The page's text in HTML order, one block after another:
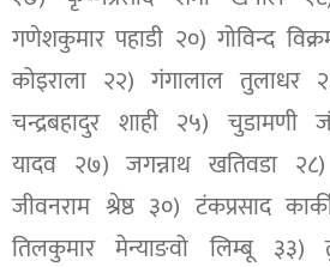
गणेशकुमार पहाडी २०) गोविन्द
कोइराला २२) गंगालाल तुलाधर
चन्द्रबहादुर शाही २५) चुडामणी
यादव २७) जगन्नाथ खतिवडा
जीवनराम श्रेष्ठ ३०) टंकप्रसाद
तिलकुमार मेन्याङवो लिम्बू